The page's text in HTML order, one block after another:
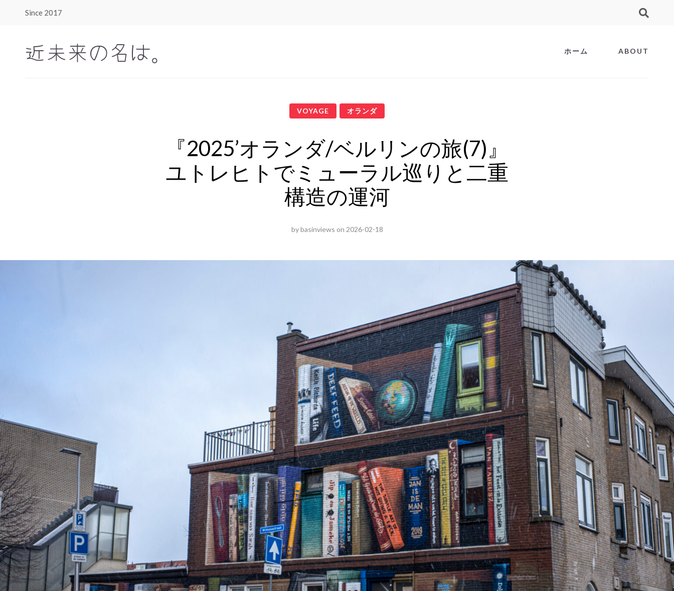
近未来の名は。
Since 2017
ホーム ABOUT
VOYAGE オランダ
『2025’オランダ/ベルリンの旅(7)』
ユトレヒトでミューラル巡りと二重
構造の運河
bybasinviews on 2026-02-18